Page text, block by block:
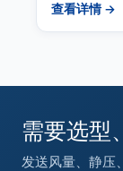
查看详情 →
需要选型
发送风量、静压